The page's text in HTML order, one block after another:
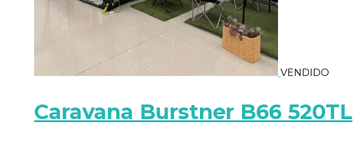
VENDIDO
Caravana Burstner B66 520TL